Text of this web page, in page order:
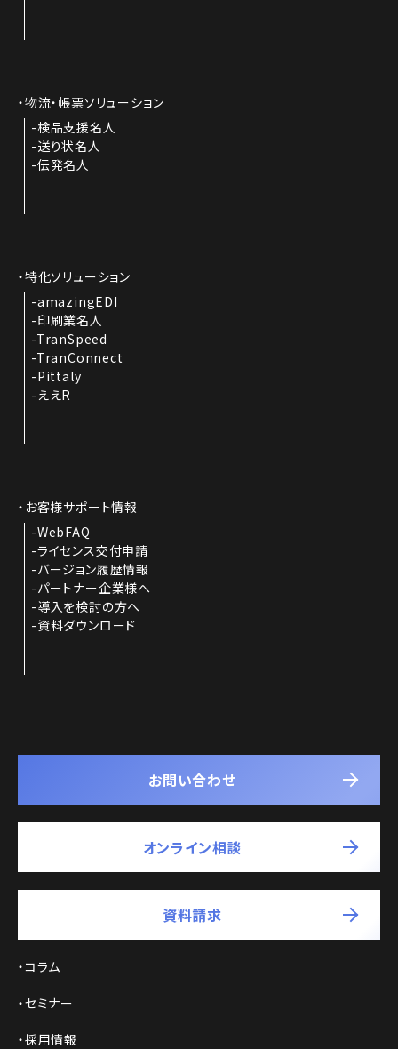
物流・帳票ソリューション
検品支援名人
送り状名人
伝発名人
特化ソリューション
amazingEDI
印刷業名人
TranSpeed
TranConnect
Pittaly
ええR
お客様サポート情報
WebFAQ
ライセンス交付申請
バージョン履歴情報
パートナー企業様へ
導入を検討の方へ
資料ダウンロード
お問い合わせ
オンライン相談
資料請求
コラム
セミナー
採用情報